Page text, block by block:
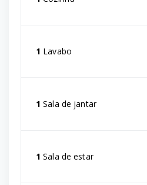
1 Lavabo
1 Sala de jantar
1 Sala de estar